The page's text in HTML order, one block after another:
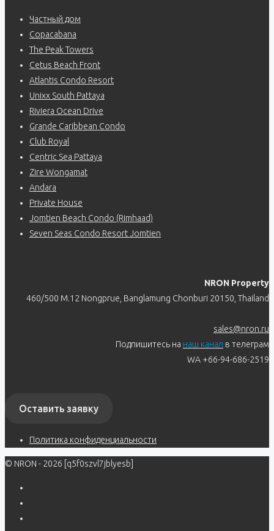
Частный дом
Copacabana
The Peak Towers
Cetus Beach Front
Atlantis Condo Resort
Unixx South Pattaya
Riviera Ocean Drive
Grande Caribbean Condo
Club Royal
Centric Sea Pattaya
Zire Wongamat
Andara
Private House
Jomtien Beach Condo (Rimhaad)
Seven Seas Condo Resort Jomtien
NRON Property
460/500 M.12 Nongprue, Banglamung Chonburi 20150, Thailand
sales@nron.ru
Подпишитесь на наш канал в телеграм
WA +66-94-686-2519
Оставить заявку
Политика конфиденциальности
© NRON - 2026 [q5f0szvl7jblyesb]